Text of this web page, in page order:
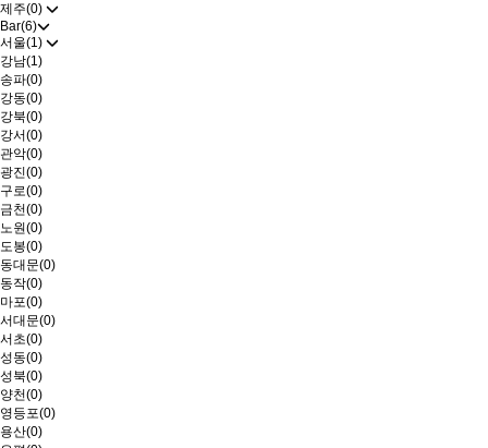
제주(0)
Bar(6)
서울(1)
강남(1)
송파(0)
강동(0)
강북(0)
강서(0)
관악(0)
광진(0)
구로(0)
금천(0)
노원(0)
도봉(0)
동대문(0)
동작(0)
마포(0)
서대문(0)
서초(0)
성동(0)
성북(0)
양천(0)
영등포(0)
용산(0)